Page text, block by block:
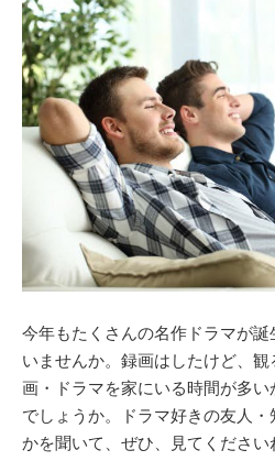
今年もたくさんの名作ドラマが
いませんか。録画はしたけど、
画・ドラマを家にいる時間が多
でしょうか。ドラマ好きの友人
かを聞いて、ぜひ、見てください